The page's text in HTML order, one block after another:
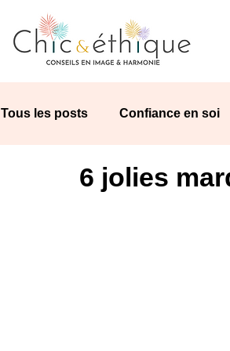
Tous les posts Confiance en soi
Astuces de pro Mode
6 jolies